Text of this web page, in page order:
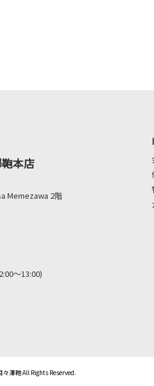
本店
Memezawa 2階
～13:00)
澤鞄 All Rights Reserved.